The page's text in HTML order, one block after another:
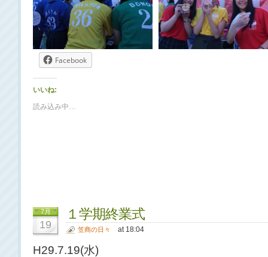
Facebook
いいね:
読み込み中…
7月
19
１学期終業式
at 18:04
笠商の日々
H29.7.19(水)